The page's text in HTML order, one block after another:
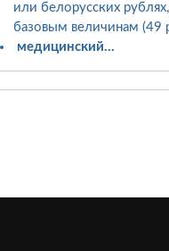
или белорусских
базовым величинам (49
медицинский…